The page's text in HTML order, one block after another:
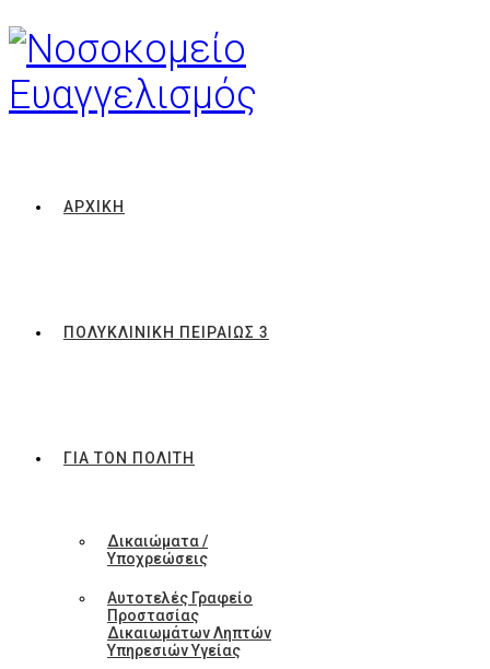
ΑΡΧΙΚΗ
ΠΟΛΥΚΛΙΝΙΚΗ ΠΕΙΡΑΙΩΣ 3
ΓΙΑ ΤΟΝ ΠΟΛΙΤΗ
Δικαιώματα /
Υποχρεώσεις
Αυτοτελές Γραφείο
Προστασίας
Δικαιωμάτων Ληπτών
Υπηρεσιών Υγείας